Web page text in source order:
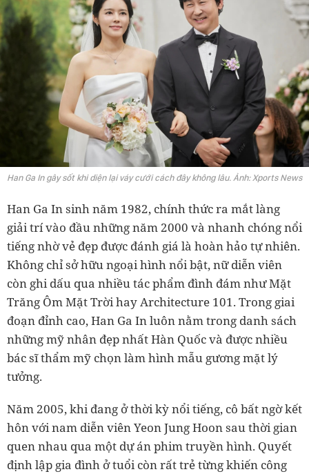
Han Ga In gây sốt khi diện lại váy cưới cách đây không lâu. Ảnh: Xports News
Han Ga In sinh năm 1982, chính thức ra mắt làng
giải trí vào đầu những năm 2000 và nhanh chóng nổi
tiếng nhờ vẻ đẹp được đánh giá là hoàn hảo tự nhiên.
Không chỉ sở hữu ngoại hình nổi bật, nữ diễn viên
còn ghi dấu qua nhiều tác phẩm đình đám như Mặt
Trăng Ôm Mặt Trời hay Architecture 101. Trong giai
đoạn đỉnh cao, Han Ga In luôn nằm trong danh sách
những mỹ nhân đẹp nhất Hàn Quốc và được nhiều
bác sĩ thẩm mỹ chọn làm hình mẫu gương mặt lý
tưởng.
Năm 2005, khi đang ở thời kỳ nổi tiếng, cô bất ngờ kết
hôn với nam diễn viên Yeon Jung Hoon sau thời gian
quen nhau qua một dự án phim truyền hình. Quyết
định lập gia đình ở tuổi còn rất trẻ từng khiến công